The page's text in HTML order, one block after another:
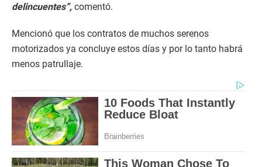
delincuentes”, comentó.
Mencionó que los contratos de muchos serenos
motorizados ya concluye estos días y por lo tanto habrá
menos patrullaje.